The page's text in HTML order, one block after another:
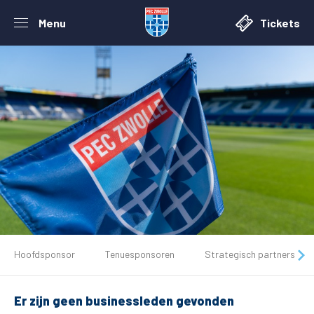
Menu Tickets
Tickets
Matchdays
Hoofdsponsor Tenuesponsoren Strategisch partners
Er zijn geen businessleden gevonden